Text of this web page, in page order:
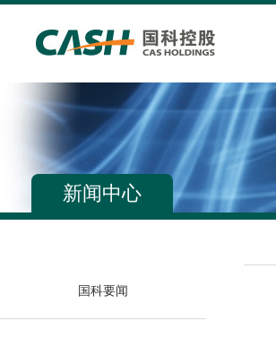
新闻中心
国科要闻